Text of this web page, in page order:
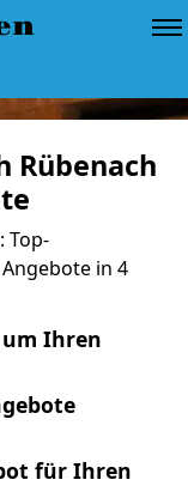
Rübenach
Top-
in 4
Ihren
für Ihren